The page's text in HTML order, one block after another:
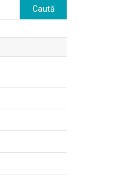
Caută
după: